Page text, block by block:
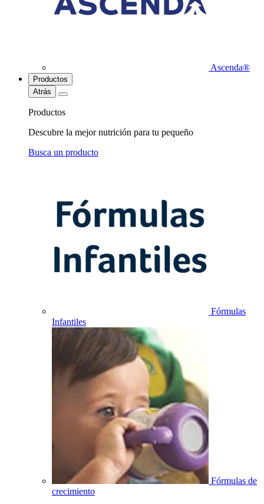
Ascenda®
Productos
Atrás
Productos
Descubre la mejor nutrición para tu pequeño
Busca un producto
Fórmulas
Infantiles
Fórmulas de
crecimiento